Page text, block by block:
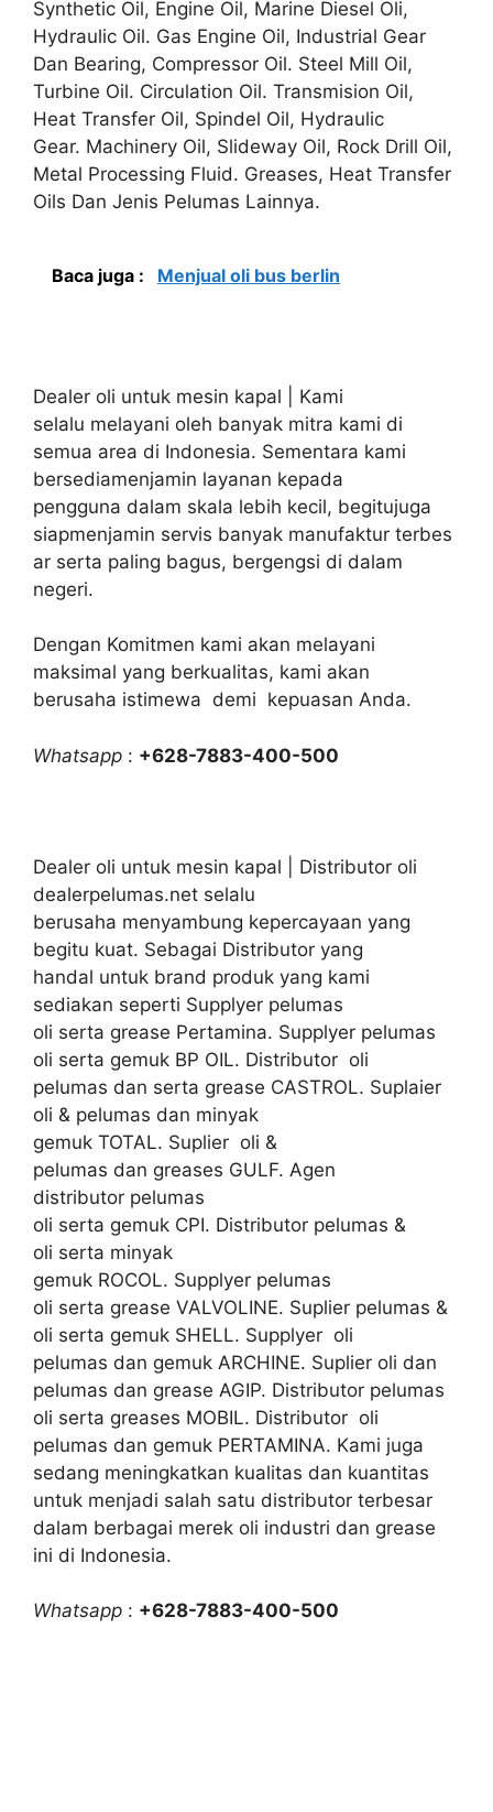
Synthetic Oil, Engine Oil, Marine Diesel Oli,
Hydraulic Oil. Gas Engine Oil, Industrial Gear
Dan Bearing, Compressor Oil. Steel Mill Oil,
Turbine Oil. Circulation Oil. Transmision Oil,
Heat Transfer Oil, Spindel Oil, Hydraulic
Gear. Machinery Oil, Slideway Oil, Rock Drill Oil,
Metal Processing Fluid. Greases, Heat Transfer
Oils Dan Jenis Pelumas Lainnya.
Baca juga : Menjual oli bus berlin
Dealer oli untuk mesin kapal | Kami
selalu melayani oleh banyak mitra kami di
semua area di Indonesia. Sementara kami
bersediamenjamin layanan kepada
pengguna dalam skala lebih kecil, begitujuga
siapmenjamin servis banyak manufaktur terbes
ar serta paling bagus, bergengsi di dalam
negeri.
Dengan Komitmen kami akan melayani
maksimal yang berkualitas, kami akan
berusaha istimewa demi kepuasan Anda.
Whatsapp : +628-7883-400-500
Dealer oli untuk mesin kapal | Distributor oli
dealerpelumas.net selalu
berusaha menyambung kepercayaan yang
begitu kuat. Sebagai Distributor yang
handal untuk brand produk yang kami
sediakan seperti Supplyer pelumas
oli serta grease Pertamina. Supplyer pelumas
oli serta gemuk BP OIL. Distributor oli
pelumas dan serta grease CASTROL. Suplaier
oli & pelumas dan minyak
gemuk TOTAL. Suplier oli &
pelumas dan greases GULF. Agen
distributor pelumas
oli serta gemuk CPI. Distributor pelumas &
oli serta minyak
gemuk ROCOL. Supplyer pelumas
oli serta grease VALVOLINE. Suplier pelumas &
oli serta gemuk SHELL. Supplyer oli
pelumas dan gemuk ARCHINE. Suplier oli dan
pelumas dan grease AGIP. Distributor pelumas
oli serta greases MOBIL. Distributor oli
pelumas dan gemuk PERTAMINA. Kami juga
sedang meningkatkan kualitas dan kuantitas
untuk menjadi salah satu distributor terbesar
dalam berbagai merek oli industri dan grease
ini di Indonesia.
Whatsapp : +628-7883-400-500